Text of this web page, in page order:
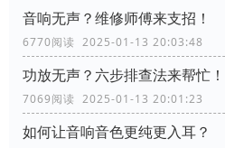
音响无声？维修师傅来支招！
6770阅读 2025-01-13 20:03:48
功放无声？六步排查法来帮忙！
7069阅读 2025-01-13 20:01:23
如何让音响音色更纯更入耳？